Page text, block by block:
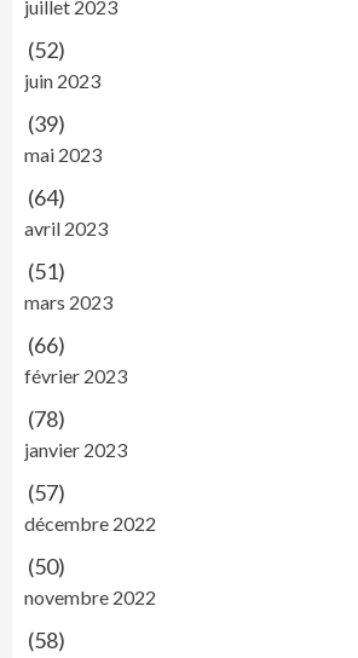
juillet 2023
(52)
juin 2023
(39)
mai 2023
(64)
avril 2023
(51)
mars 2023
(66)
février 2023
(78)
janvier 2023
(57)
décembre 2022
(50)
novembre 2022
(58)